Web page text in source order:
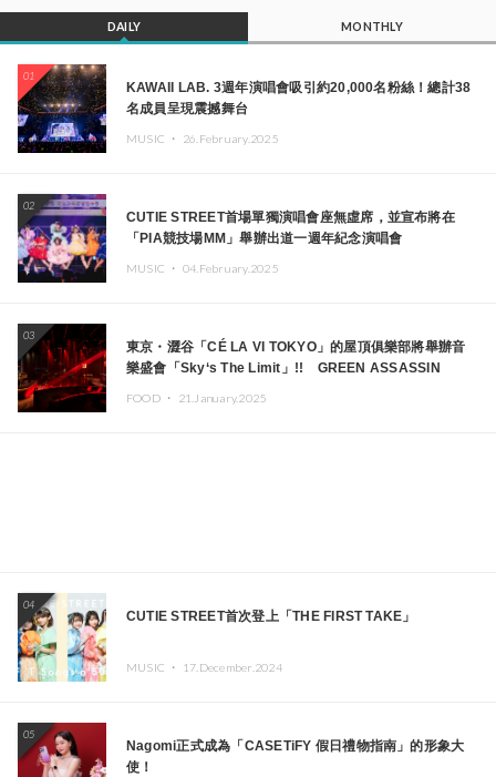
DAILY MONTHLY
01
KAWAII LAB. 3週年演唱會吸引約20,000名粉絲！總計38
名成員呈現震撼舞台
MUSIC ・ 26.February.2025
02
CUTIE STREET首場單獨演唱會座無虛席，並宣布將在
「PIA競技場MM」舉辦出道一週年紀念演唱會
MUSIC ・ 04.February.2025
03
東京・澀谷「CÉ LA VI TOKYO」的屋頂俱樂部將舉辦音
樂盛會「Sky‘s The Limit」!! GREEN ASSASSIN
FOOD ・ 21.January.2025
04
CUTIE STREET首次登上「THE FIRST TAKE」
MUSIC ・ 17.December.2024
05
Nagomi正式成為「CASETiFY 假日禮物指南」的形象大
使！